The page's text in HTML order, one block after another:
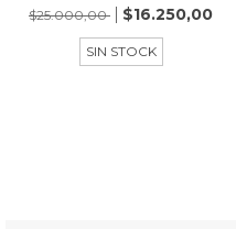
$25.000,00
$16.250,00
SIN STOCK